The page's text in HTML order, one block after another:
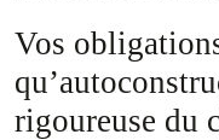
Vos
rigoureuse du